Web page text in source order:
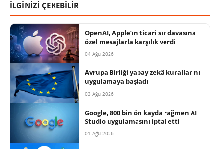
İLGİNİZİ ÇEKEBİLİR
OpenAI, Apple’ın ticari sır davasına
özel mesajlarla karşılık verdi
04 Ağu 2026
Avrupa Birliği yapay zekâ kurallarını
uygulamaya başladı
03 Ağu 2026
Google, 800 bin ön kayda rağmen AI
Studio uygulamasını iptal etti
01 Ağu 2026